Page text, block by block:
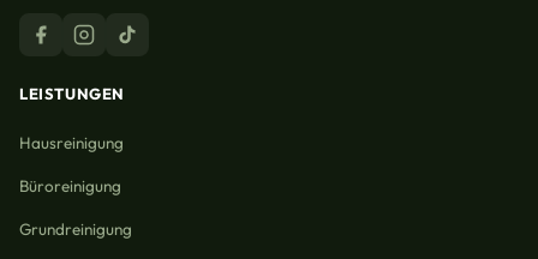
LEISTUNGEN
Hausreinigung
Büroreinigung
Grundreinigung